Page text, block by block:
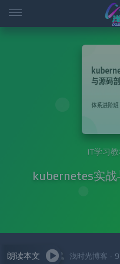
IT学习
kubernetes实
浅时光博客 ·
朗读本文